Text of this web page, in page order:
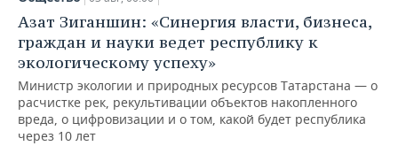
Азат Зиганшин: «Синергия власти, бизнеса,
граждан и науки ведет республику к
экологическому успеху»
Министр экологии и природных ресурсов Татарстана — о
расчистке рек, рекультивации объектов накопленного
вреда, о цифровизации и о том, какой будет республика
через 10 лет